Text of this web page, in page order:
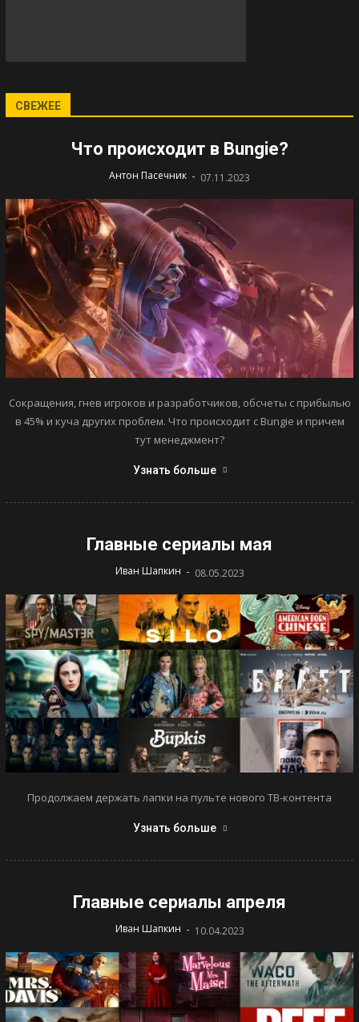
СВЕЖЕЕ
Что происходит в Bungie?
Антон Пасечник - 07.11.2023
Сокращения, гнев игроков и разработчиков, обсчеты с прибылью
в 45% и куча других проблем. Что происходит с Bungie и причем
тут менеджмент?
Узнать больше
Главные сериалы мая
Иван Шапкин - 08.05.2023
Продолжаем держать лапки на пульте нового ТВ-контента
Узнать больше
Главные сериалы апреля
Иван Шапкин - 10.04.2023